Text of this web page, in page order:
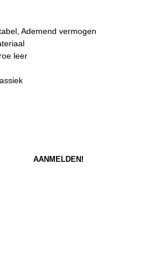
Ademend vermogen
leer